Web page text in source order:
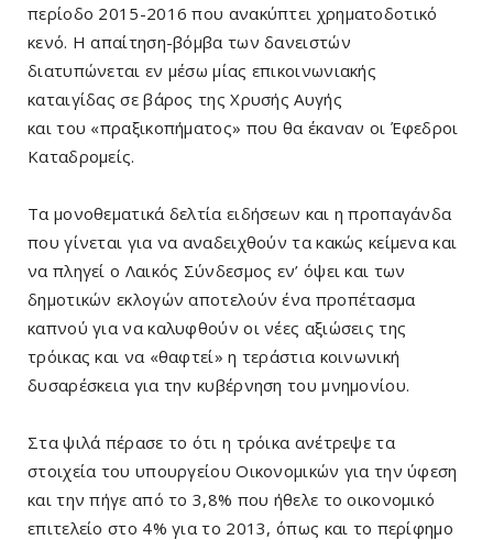
περίοδο 2015-2016 που ανακύπτει χρηματοδοτικό
κενό. Η απαίτηση-βόμβα των δανειστών
διατυπώνεται εν μέσω μίας επικοινωνιακής
καταιγίδας σε βάρος της Χρυσής Αυγής
και του «πραξικοπήματος» που θα έκαναν οι Έφεδροι
Καταδρομείς.
Τα μονοθεματικά δελτία ειδήσεων και η προπαγάνδα
που γίνεται για να αναδειχθούν τα κακώς κείμενα και
να πληγεί ο Λαικός Σύνδεσμος εν’ όψει και των
δημοτικών εκλογών αποτελούν ένα προπέτασμα
καπνού για να καλυφθούν οι νέες αξιώσεις της
τρόικας και να «θαφτεί» η τεράστια κοινωνική
δυσαρέσκεια για την κυβέρνηση του μνημονίου.
Στα ψιλά πέρασε το ότι η τρόικα ανέτρεψε τα
στοιχεία του υπουργείου Οικονομικών για την ύφεση
και την πήγε από το 3,8% που ήθελε το οικονομικό
επιτελείο στο 4% για το 2013, όπως και το περίφημο